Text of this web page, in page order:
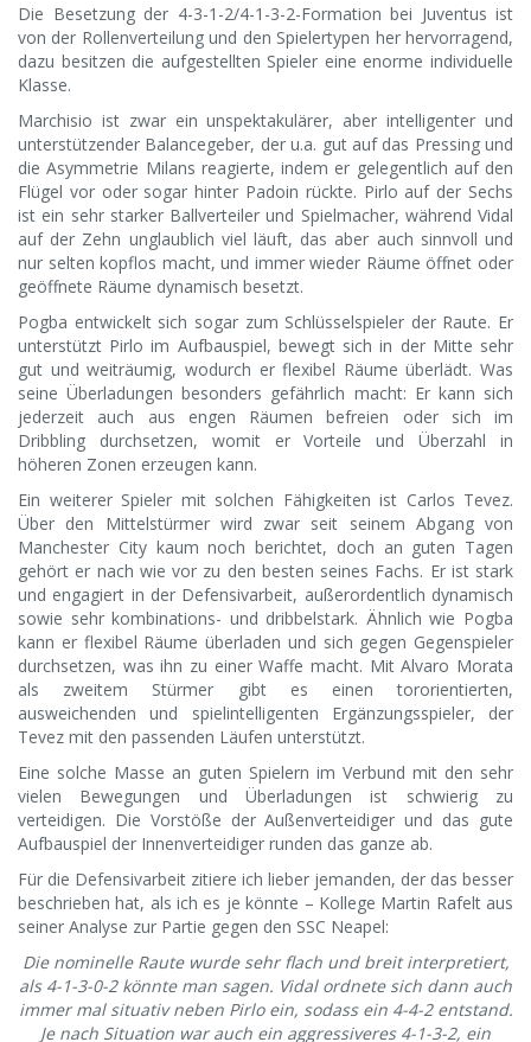
Die Besetzung der 4-3-1-2/4-1-3-2-Formation bei Juventus ist
von der Rollenverteilung und den Spielertypen her hervorragend,
dazu besitzen die aufgestellten Spieler eine enorme individuelle
Klasse.
Marchisio ist zwar ein unspektakulärer, aber intelligenter und
unterstützender Balancegeber, der u.a. gut auf das Pressing und
die Asymmetrie Milans reagierte, indem er gelegentlich auf den
Flügel vor oder sogar hinter Padoin rückte. Pirlo auf der Sechs
ist ein sehr starker Ballverteiler und Spielmacher, während Vidal
auf der Zehn unglaublich viel läuft, das aber auch sinnvoll und
nur selten kopflos macht, und immer wieder Räume öffnet oder
geöffnete Räume dynamisch besetzt.
Pogba entwickelt sich sogar zum Schlüsselspieler der Raute. Er
unterstützt Pirlo im Aufbauspiel, bewegt sich in der Mitte sehr
gut und weiträumig, wodurch er flexibel Räume überlädt. Was
seine Überladungen besonders gefährlich macht: Er kann sich
jederzeit auch aus engen Räumen befreien oder sich im
Dribbling durchsetzen, womit er Vorteile und Überzahl in
höheren Zonen erzeugen kann.
Ein weiterer Spieler mit solchen Fähigkeiten ist Carlos Tevez.
Über den Mittelstürmer wird zwar seit seinem Abgang von
Manchester City kaum noch berichtet, doch an guten Tagen
gehört er nach wie vor zu den besten seines Fachs. Er ist stark
und engagiert in der Defensivarbeit, außerordentlich dynamisch
sowie sehr kombinations- und dribbelstark. Ähnlich wie Pogba
kann er flexibel Räume überladen und sich gegen Gegenspieler
durchsetzen, was ihn zu einer Waffe macht. Mit Alvaro Morata
als zweitem Stürmer gibt es einen tororientierten,
ausweichenden und spielintelligenten Ergänzungsspieler, der
Tevez mit den passenden Läufen unterstützt.
Eine solche Masse an guten Spielern im Verbund mit den sehr
vielen Bewegungen und Überladungen ist schwierig zu
verteidigen. Die Vorstöße der Außenverteidiger und das gute
Aufbauspiel der Innenverteidiger runden das ganze ab.
Für die Defensivarbeit zitiere ich lieber jemanden, der das besser
beschrieben hat, als ich es je könnte – Kollege Martin Rafelt aus
seiner Analyse zur Partie gegen den SSC Neapel:
Die nominelle Raute wurde sehr flach und breit interpretiert,
als 4-1-3-0-2 könnte man sagen. Vidal ordnete sich dann auch
immer mal situativ neben Pirlo ein, sodass ein 4-4-2 entstand.
Je nach Situation war auch ein aggressiveres 4-1-3-2, ein